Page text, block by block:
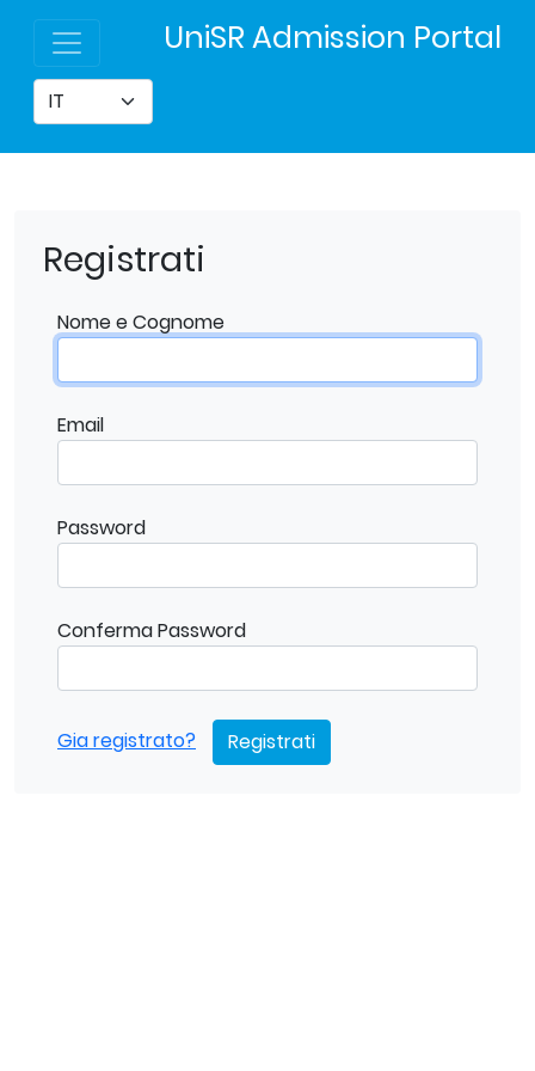
UniSR Admission Portal
Registrati
Nome e Cognome
Email
Password
Conferma Password
Gia registrato? Registrati